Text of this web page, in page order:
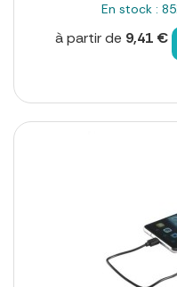
En stock :
à partir de 9,41 €